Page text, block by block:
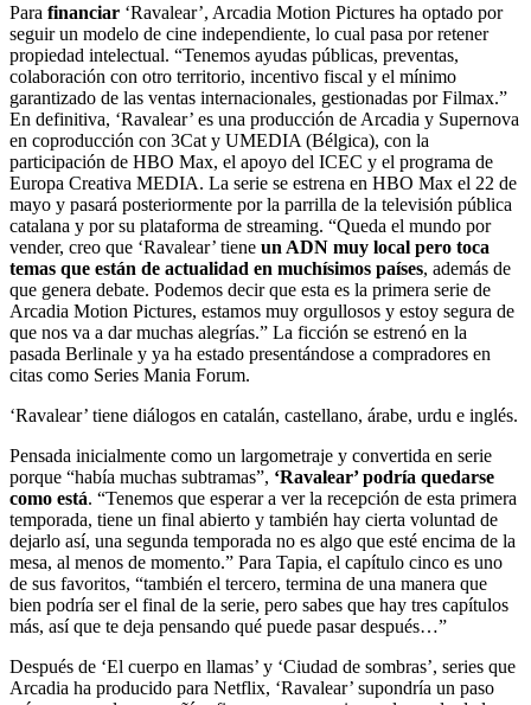
Para financiar ‘Ravalear’, Arcadia Motion Pictures ha optado por
seguir un modelo de cine independiente, lo cual pasa por retener
propiedad intelectual. “Tenemos ayudas públicas, preventas,
colaboración con otro territorio, incentivo fiscal y el mínimo
garantizado de las ventas internacionales, gestionadas por Filmax.”
En definitiva, ‘Ravalear’ es una producción de Arcadia y Supernova
en coproducción con 3Cat y UMEDIA (Bélgica), con la
participación de HBO Max, el apoyo del ICEC y el programa de
Europa Creativa MEDIA. La serie se estrena en HBO Max el 22 de
mayo y pasará posteriormente por la parrilla de la televisión pública
catalana y por su plataforma de streaming. “Queda el mundo por
vender, creo que ‘Ravalear’ tiene un ADN muy local pero toca
temas que están de actualidad en muchísimos países, además de
que genera debate. Podemos decir que esta es la primera serie de
Arcadia Motion Pictures, estamos muy orgullosos y estoy segura de
que nos va a dar muchas alegrías.” La ficción se estrenó en la
pasada Berlinale y ya ha estado presentándose a compradores en
citas como Series Mania Forum.
‘Ravalear’ tiene diálogos en catalán, castellano, árabe, urdu e inglés.
Pensada inicialmente como un largometraje y convertida en serie
porque “había muchas subtramas”, ‘Ravalear’ podría quedarse
como está. “Tenemos que esperar a ver la recepción de esta primera
temporada, tiene un final abierto y también hay cierta voluntad de
dejarlo así, una segunda temporada no es algo que esté encima de la
mesa, al menos de momento.” Para Tapia, el capítulo cinco es uno
de sus favoritos, “también el tercero, termina de una manera que
bien podría ser el final de la serie, pero sabes que hay tres capítulos
más, así que te deja pensando qué puede pasar después…”
Después de ‘El cuerpo en llamas’ y ‘Ciudad de sombras’, series que
Arcadia ha producido para Netflix, ‘Ravalear’ supondría un paso